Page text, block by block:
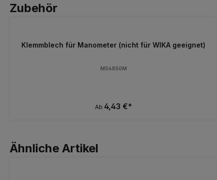
Zubehör
Klemmblech für Manometer (nicht für WIKA geeignet)
M54850M
Ab 4,43 €*
Ähnliche Artikel